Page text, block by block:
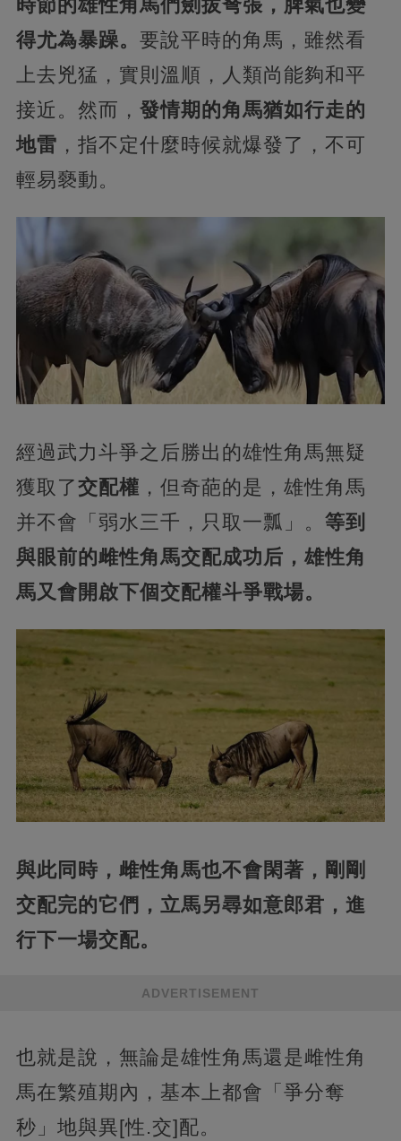
時節的雄性角馬們劍拔弩張，脾氣也變
得尤為暴躁。 要說平時的角馬，雖然看
上去兇猛，實則溫順，人類尚能夠和平
接近。然而， 發情期的角馬猶如行走的
地雷 ，指不定什麼時候就爆發了，不可
輕易褻動。
經過武力斗爭之后勝出的雄性角馬無疑
獲取了交配權 ，但奇葩的是，雄性角馬
并不會「弱水三千，只取一瓢」。 等到
與眼前的雌性角馬交配成功后，雄性角
馬又會開啟下個交配權斗爭戰場。
與此同時，雌性角馬也不會閑著，剛剛
交配完的它們，立馬另尋如意郎君，進
行下一場交配。
ADVERTISEMENT
也就是說，無論是雄性角馬還是雌性角
馬在繁殖期內，基本上都會「爭分奪
秒」地與異[性.交]配。